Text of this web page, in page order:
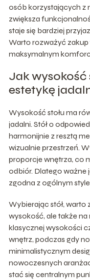
osób korzystających z
zwiększa
staje się bardziej
Warto rozważyć zakup
maksymalnym
Jak wysokość
estetykę
Wysokość stołu ma
jadalni. Stół o
harmonijnie z resztą
wizualnie przestrzeń.
proporcje wnętrza, co
odbiór. Dlatego ważne
zgodna z ogólnym
Wybierając stół, warto
wysokość, ale także na
klasycznej wysokości
wnętrz, podczas gdy
minimalistycznym
nowoczesnych
stać się centralnym